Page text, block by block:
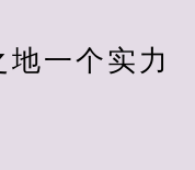
一个实力